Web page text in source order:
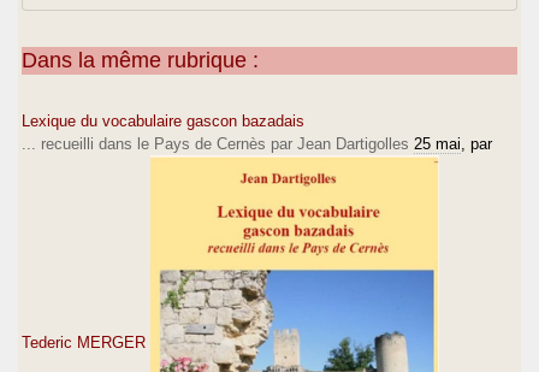
Dans la même rubrique :
Lexique du vocabulaire gascon bazadais
... recueilli dans le Pays de Cernès par Jean Dartigolles 25 mai , par
Tederic MERGER